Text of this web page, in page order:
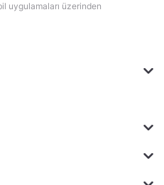
uygulamaları üzerinden